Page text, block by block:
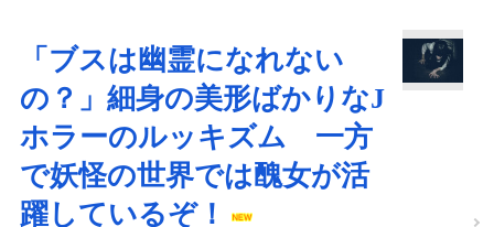
「ブスは幽霊になれない
の？」細身の美形ばかりなJ
ホラーのルッキズム 一方
で妖怪の世界では醜女が活
躍しているぞ！